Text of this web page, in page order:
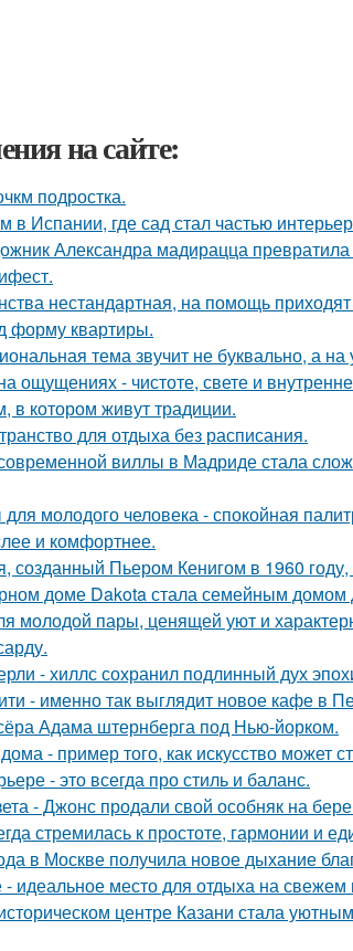
на сайте:
подростка.
в Испании, где сад стал частью
Александра мадирацца
нестандартная, на помощь
форму квартиры.
тема звучит не буквально, а
ощущениях - чистоте, свете и
в котором живут традиции.
для отдыха без расписания.
виллы в Мадриде стала
молодого человека - спокойная
и комфортнее.
созданный Пьером Кенигом в 1960
доме Dakota стала семейным домом
молодой пары, ценящей уют и
- хиллс сохранил подлинный дух
- именно так выглядит новое кафе в
Адама штернберга под Нью-йорком.
- пример того, как искусство может
- это всегда про стиль и баланс.
- Джонс продали свой особняк на
стремилась к простоте, гармонии и
в Москве получила новое дыхание
идеальное место для отдыха на свежем
центре Казани стала